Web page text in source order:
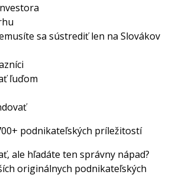
sa sústrediť len na Slovákov
ľuďom
podnikateľských príležitostí
ale hľadáte ten správny nápad?
originálnych podnikateľských